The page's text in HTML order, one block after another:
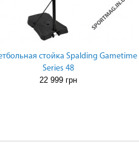
стойка Spalding Gametime
Series 48
22 999 грн